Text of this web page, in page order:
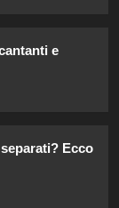
Dionigi
nascosti
e
Ecco